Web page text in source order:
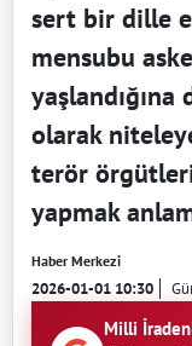
sert bir dille
mensubu
olarak
terör örgütleri
yapmak
Haber Merkezi
2026-01-01 10:30
Milli